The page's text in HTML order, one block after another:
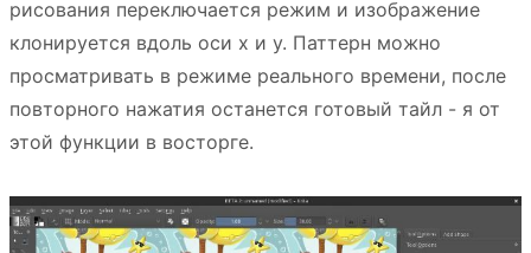
рисования переключается режим и изображение
клонируется вдоль оси x и y. Паттерн можно
просматривать в режиме реального времени, после
повторного нажатия останется готовый тайл - я от
этой функции в восторге.